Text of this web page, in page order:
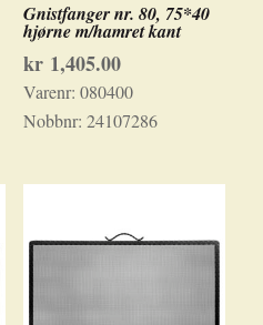
Gnistfanger nr. 80, 75*40
hjørne m/hamret kant
kr1,405.00
Varenr: 080400
Nobbnr: 24107286